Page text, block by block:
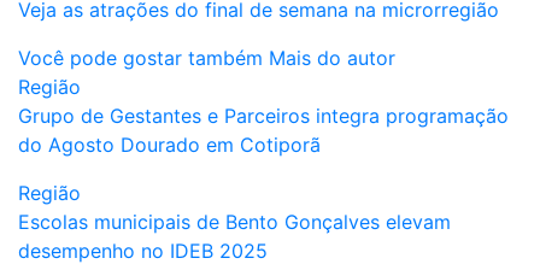
Veja as atrações do final de semana na microrregião
Você pode gostar também Mais do autor
Região
Grupo de Gestantes e Parceiros integra programação
do Agosto Dourado em Cotiporã
Região
Escolas municipais de Bento Gonçalves elevam
desempenho no IDEB 2025